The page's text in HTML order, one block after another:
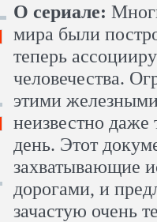
О сериале:
мира были
теперь
человечества.
этими
неизвестно
день. Этот
захватывающие
дорогами, и
зачастую очень